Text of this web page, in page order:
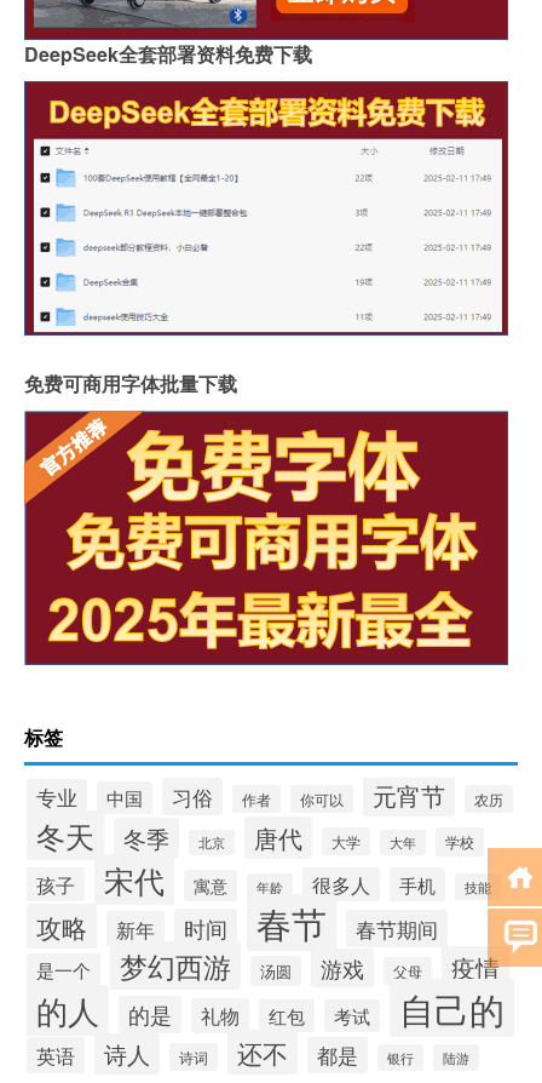
DeepSeek全套部署资料免费下载
免费可商用字体批量下载
标签
专业 中国 习俗 作者 你可以 元宵节 农历
冬天 冬季 北京 唐代 大学 大年 学校
孩子 宋代 寓意 年龄 很多人 手机 技能
攻略 新年 时间 春节 春节期间
是一个 梦幻西游 汤圆 游戏 父母 疫情
的人 的是 礼物 红包 考试 自己的
英语 诗人 诗词 还不 都是 银行 陆游